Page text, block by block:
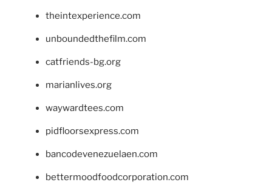
theintexperience.com
unboundedthefilm.com
catfriends-bg.org
marianlives.org
waywardtees.com
pidfloorsexpress.com
bancodevenezuelaen.com
bettermoodfoodcorporation.com